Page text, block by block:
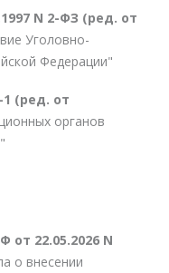
N 2-ФЗ (ред. от
Уголовно-
Федерации"
1 (ред. от
органов
от 22.05.2026 N
о внесении